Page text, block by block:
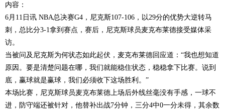
内容：
6月11日讯 NBA总决赛G4，尼克斯107-106，以29分的优势大逆转马
刺，总比分3-1拿到赛点，赛后，尼克斯球员麦克布莱德接受媒体采
访。
当被问及尼克斯为何状态如此起伏，麦克布莱德回应道：“我也想知道
原因。要是清楚问题在哪，我们就能稳住状态，稳稳拿下比赛。说到
底，赢球就是赢球，我们必须收下这场胜利。”
本场比赛，尼克斯球员麦克布莱德上场后外线丝毫没有手感，一球不
进，防守端还被针对，他替补出战7分钟，三分4中0一分未得，其余数